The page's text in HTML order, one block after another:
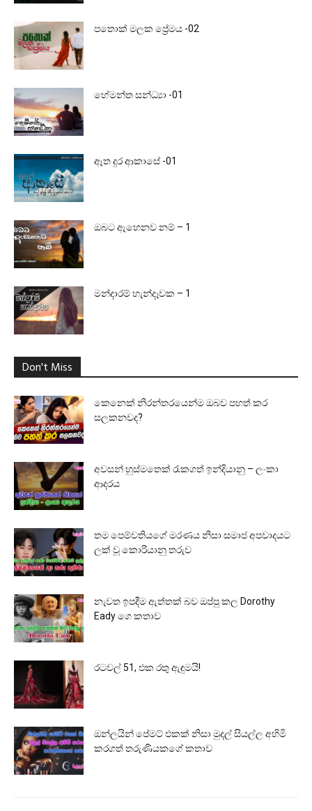
පතොක් මලක ප්‍රේමය -02
හේමන්ත සන්ධ්‍යා -01
ඈත දුර ආකාසේ -01
ඔබට ඇහෙනව නම් – 1
මන්දාරම් හැන්දෑවක – 1
Don't Miss
කෙනෙක් නිරන්තරයෙන්ම ඔබව පහත් කර
සලකනවද?
අවසන් හුස්මතෙක් රැකගත් ඉන්දියානු – ලංකා
ආදරය
තම පෙම්වතියගේ මරණය නිසා සමාජ අපවාදයට
ලක් වූ කොරියානු තරුව
නැවත ඉපදීම ඇත්තක් බව ඔප්පු කල Dorothy
Eady ගෙ කතාව
රටවල් 51, එක රතු ඇඳුමයි!
ඔන්ලයින් පේමට් එකක් නිසා මුදල් සියල්ල අහිමි
කරගත් තරුණියකගේ කතාව